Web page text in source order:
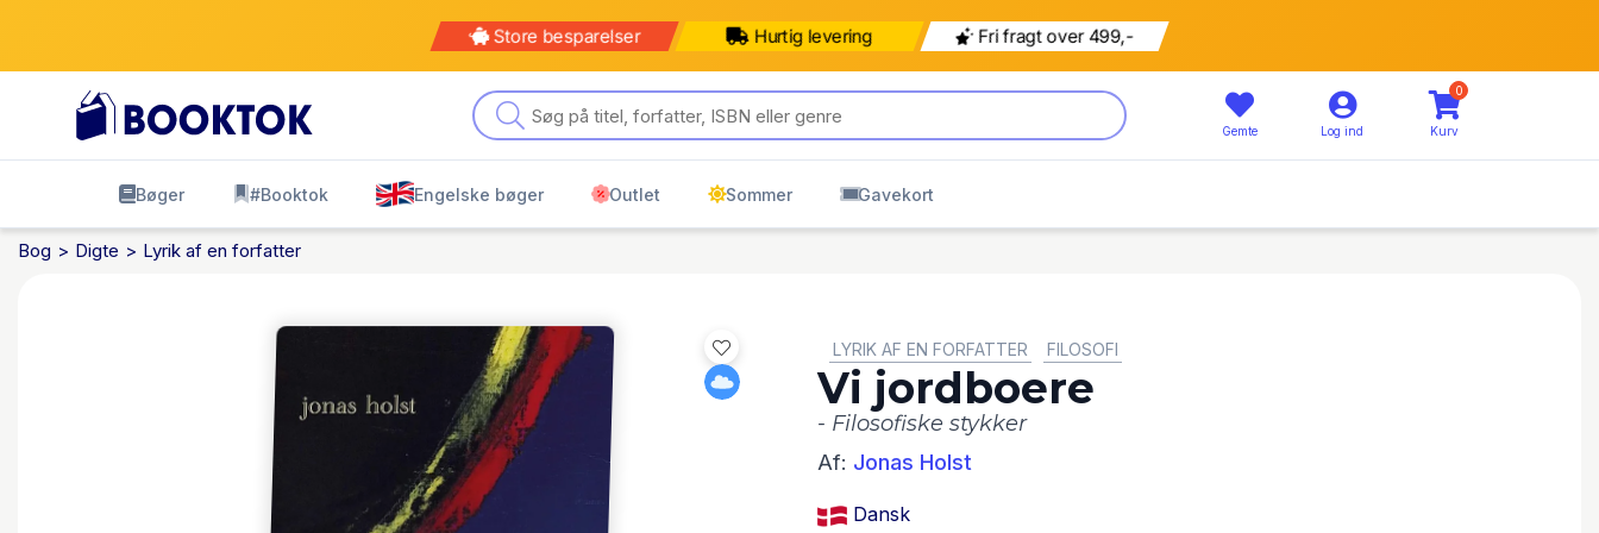
levering til pakkeshop
Gemte Log ind
0
Kurv
Bøger #Booktok Engelske bøger Outlet Sommer Gavekort
Bog Digte Lyrik af en forfatter
LYRIK AF EN FORFATTER
FILOSOFI
Vi jordboere
- Filosofiske stykker
Af: Jonas Holst
Dansk